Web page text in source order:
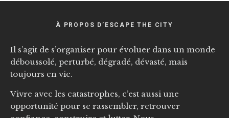
À PROPOS D’ESCAPE THE CITY
Il s’agit de s’organiser pour évoluer dans un monde
déboussolé, perturbé, dégradé, dévasté, mais
toujours en vie.
Vivre avec les catastrophes, c’est aussi une
opportunité pour se rassembler, retrouver